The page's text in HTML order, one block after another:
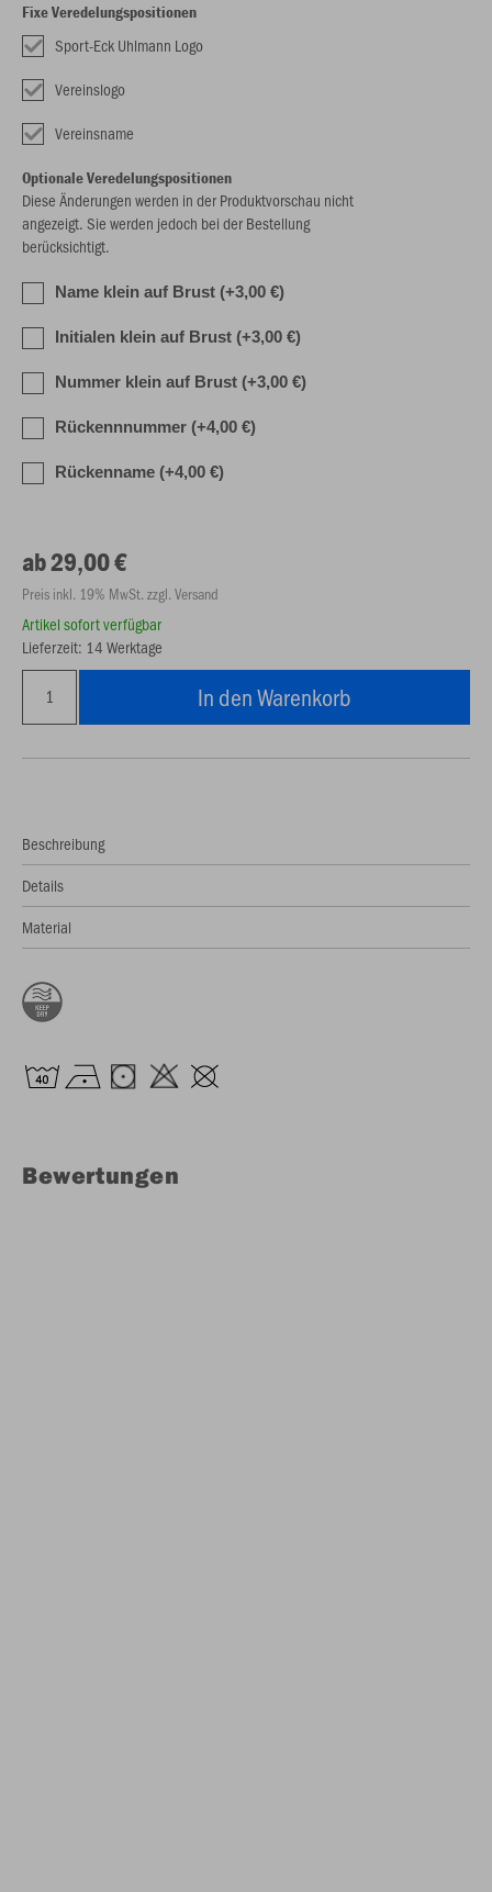
Fixe Veredelungspositionen
Sport-Eck Uhlmann Logo
Vereinslogo
Vereinsname
Optionale Veredelungspositionen
Diese Änderungen werden in der Produktvorschau nicht
angezeigt. Sie werden jedoch bei der Bestellung
berücksichtigt.
Name klein auf Brust (+3,00 €)
Initialen klein auf Brust (+3,00 €)
Nummer klein auf Brust (+3,00 €)
Rückennnummer (+4,00 €)
Rückenname (+4,00 €)
ab 29,00 €
Preis inkl. 19% MwSt. zzgl. Versand
Artikel sofort verfügbar
Lieferzeit: 14 Werktage
In den Warenkorb
Beschreibung
Details
Material
Bewertungen